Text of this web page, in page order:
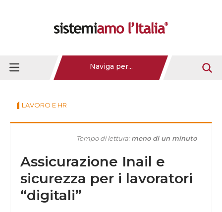
Naviga per...
LAVORO E HR
Tempo di lettura:meno di un minuto
Assicurazione Inail e
sicurezza per i lavoratori
“digitali”